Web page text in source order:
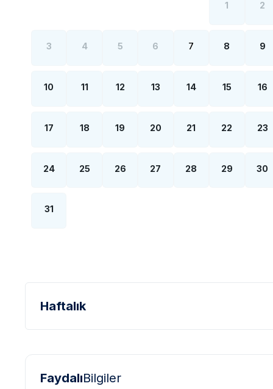
1 2
3 4 5 6 7 8 9
10 11 12 13 14 15 16
17 18 19 20 21 22 23
24 25 26 27 28 29 30
31
Haftalık
FaydalıBilgiler